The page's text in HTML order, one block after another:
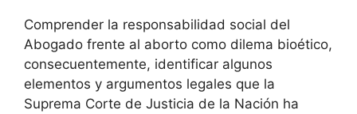
Comprender la responsabilidad social del
Abogado frente al aborto como dilema bioético,
consecuentemente, identificar algunos
elementos y argumentos legales que la
Suprema Corte de Justicia de la Nación ha